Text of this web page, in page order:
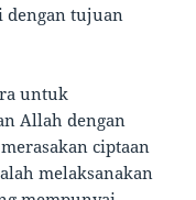
dengan tujuan
untuk
Allah dengan
ciptaan
melaksanakan